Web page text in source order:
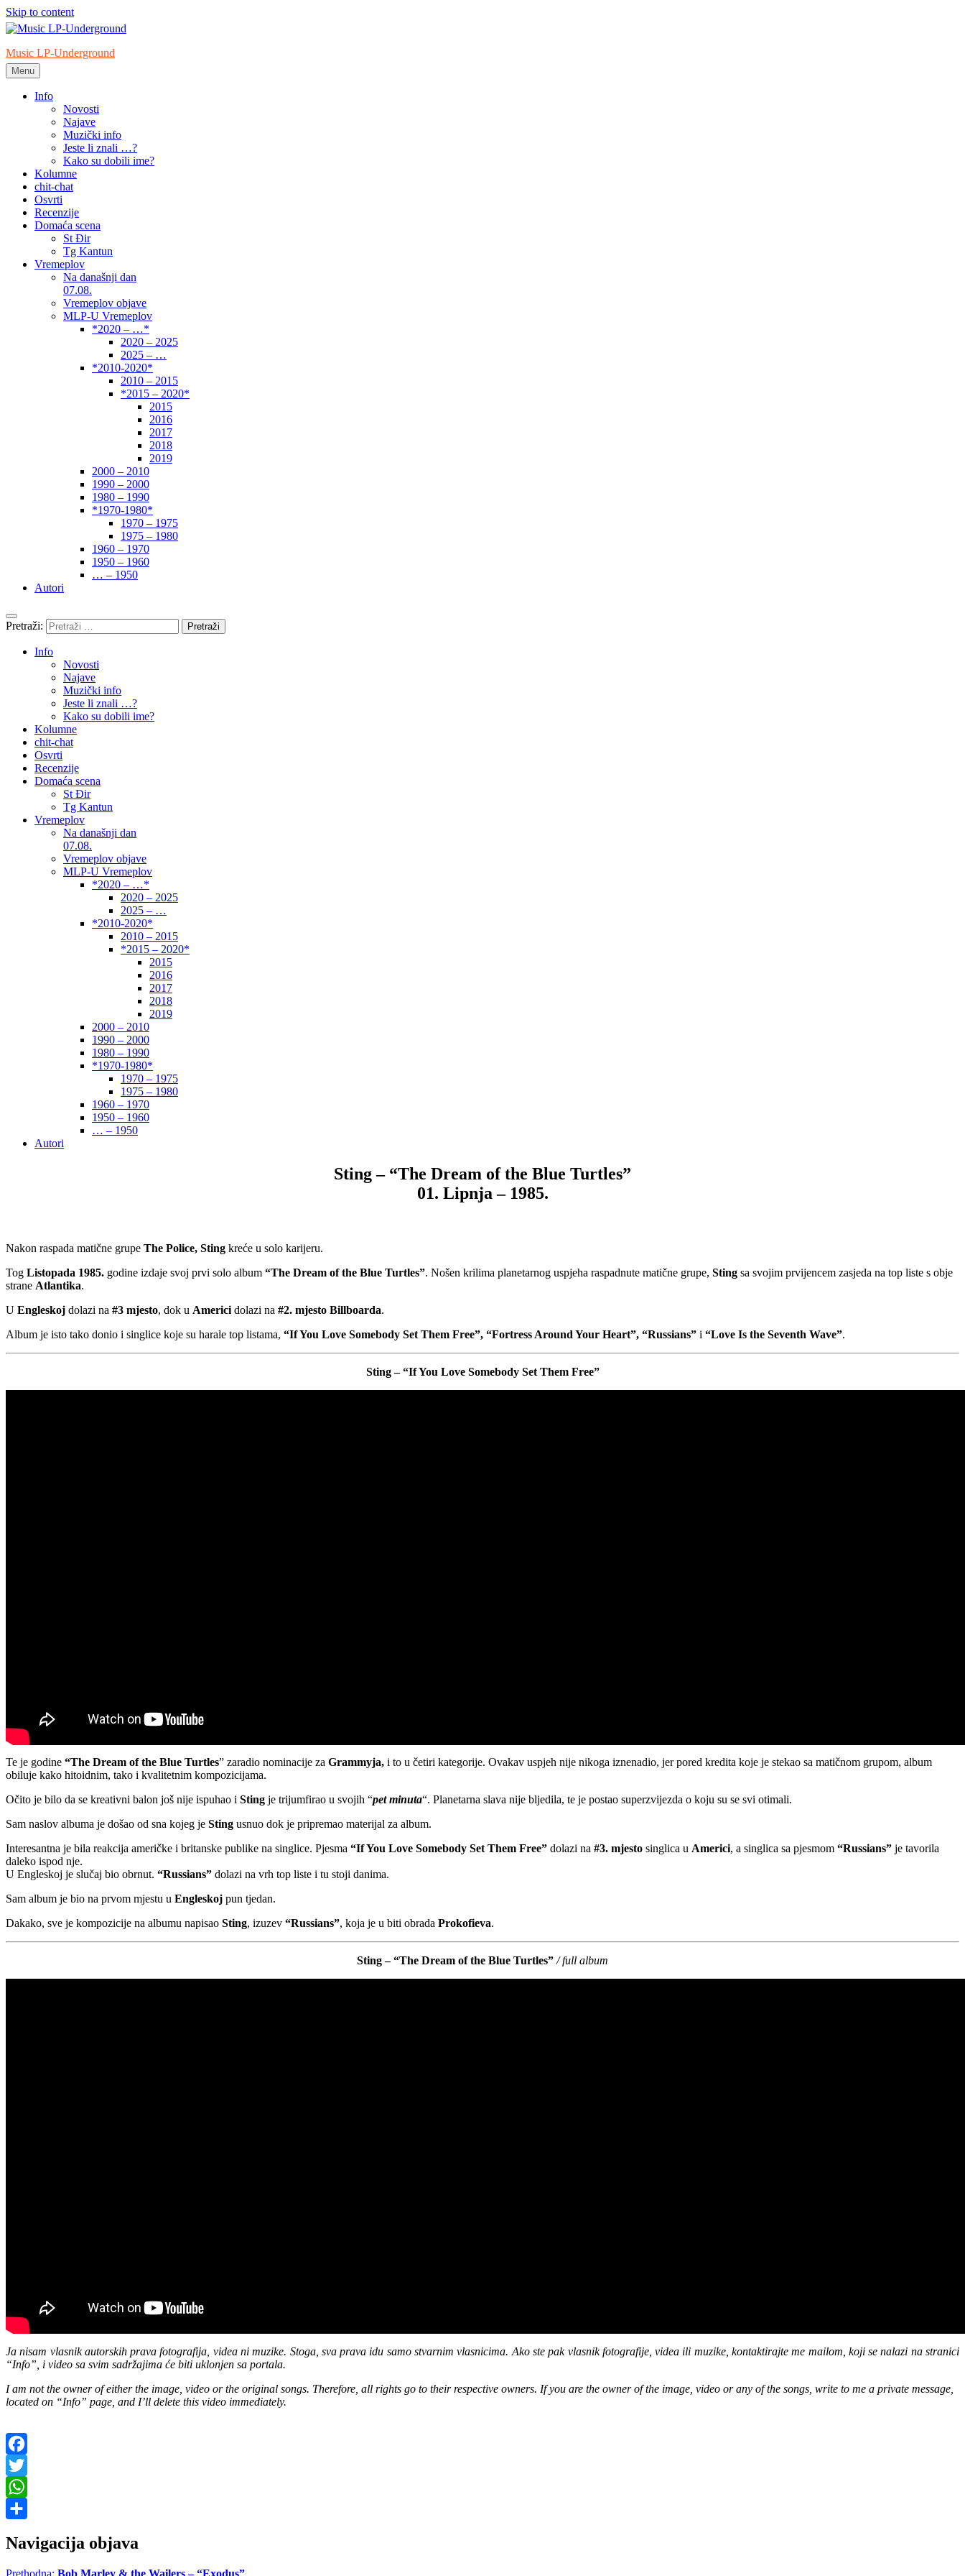
Skip to content
Music LP-Underground
samo muzika i …..
Menu
Info
Novosti
Najave
Muzički info
Jeste li znali …?
Kako su dobili ime?
Kolumne
chit-chat
Osvrti
Recenzije
Domaća scena
St Đir
Tg Kantun
Vremeplov
Na današnji dan
07.08.
Vremeplov objave
MLP-U Vremeplov
*2020 – …*
2020 – 2025
2025 – …
*2010-2020*
2010 – 2015
*2015 – 2020*
2015
2016
2017
2018
2019
2000 – 2010
1990 – 2000
1980 – 1990
*1970-1980*
1970 – 1975
1975 – 1980
1960 – 1970
1950 – 1960
… – 1950
Autori
Pretraži:
Info
Novosti
Najave
Muzički info
Jeste li znali …?
Kako su dobili ime?
Kolumne
chit-chat
Osvrti
Recenzije
Domaća scena
St Đir
Tg Kantun
Vremeplov
Na današnji dan
07.08.
Vremeplov objave
MLP-U Vremeplov
*2020 – …*
2020 – 2025
2025 – …
*2010-2020*
2010 – 2015
*2015 – 2020*
2015
2016
2017
2018
2019
2000 – 2010
1990 – 2000
1980 – 1990
*1970-1980*
1970 – 1975
1975 – 1980
1960 – 1970
1950 – 1960
… – 1950
Autori
Sting – “The Dream of the Blue Turtles”
01. Lipnja – 1985.
Nakon raspada matične grupe The Police, Sting kreće u solo karijeru.
Tog Listopada 1985. godine izdaje svoj prvi solo album “The Dream of the Blue Turtles”. Nošen krilima planetarnog uspjeha raspadnute matične grupe, Sting sa svojim prvijencem zasjeda na top liste s obje
strane Atlantika.
U Engleskoj dolazi na #3 mjesto, dok u Americi dolazi na #2. mjesto Billboarda.
Album je isto tako donio i singlice koje su harale top listama, “If You Love Somebody Set Them Free”, “Fortress Around Your Heart”, “Russians” i “Love Is the Seventh Wave”.
Sting – “If You Love Somebody Set Them Free”
Te je godine “The Dream of the Blue Turtles” zaradio nominacije za Grammyja, i to u četiri kategorije. Ovakav uspjeh nije nikoga iznenadio, jer pored kredita koje je stekao sa matičnom grupom, album
obiluje kako hitoidnim, tako i kvalitetnim kompozicijama.
Očito je bilo da se kreativni balon još nije ispuhao i Sting je trijumfirao u svojih “pet minuta“. Planetarna slava nije bljedila, te je postao superzvijezda o koju su se svi otimali.
Sam naslov albuma je došao od sna kojeg je Sting usnuo dok je pripremao materijal za album.
Interesantna je bila reakcija američke i britanske publike na singlice. Pjesma “If You Love Somebody Set Them Free” dolazi na #3. mjesto singlica u Americi, a singlica sa pjesmom “Russians” je tavorila
daleko ispod nje.
U Engleskoj je slučaj bio obrnut. “Russians” dolazi na vrh top liste i tu stoji danima.
Sam album je bio na prvom mjestu u Engleskoj pun tjedan.
Dakako, sve je kompozicije na albumu napisao Sting, izuzev “Russians”, koja je u biti obrada Prokofieva.
Sting – “The Dream of the Blue Turtles” / full album
Ja nisam vlasnik autorskih prava fotografija, videa ni muzike. Stoga, sva prava idu samo stvarnim vlasnicima. Ako ste pak vlasnik fotografije, videa ili muzike, kontaktirajte me mailom, koji se nalazi na stranici
“Info”, i video sa svim sadržajima će biti uklonjen sa portala.
I am not the owner of either the image, video or the original songs. Therefore, all rights go to their respective owners. If you are the owner of the image, video or any of the songs, write to me a private message,
located on “Info” page, and I’ll delete this video immediately.
Facebook
Twitter
WhatsApp
Navigacija objava
Prethodna: Bob Marley & the Wailers – “Exodus”